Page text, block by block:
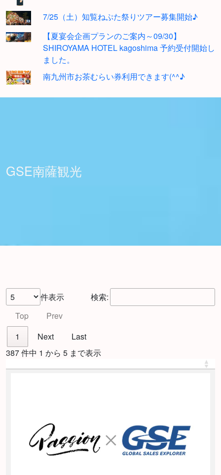
7/25（土）知覧ねぷた祭りツアー募集開始♪
【夏宴会企画プランのご案内～09/30】
SHIROYAMA HOTEL kagoshima 予約受付開始し
ました。
南九州市お茶むらい券利用できます(^^♪
GSE南薩観光
件表示
検索:
Top
Prev
1
Next
Last
387 件中 1 から 5 まで表示